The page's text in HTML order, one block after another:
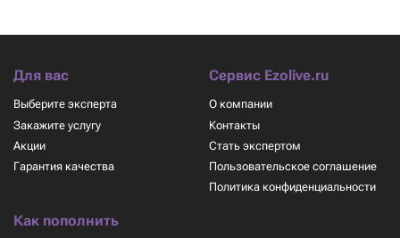
Для вас
Выберите эксперта
Закажите услугу
Акции
Гарантия качества
Сервис Ezolive.ru
О компании
Контакты
Стать экспертом
Пользовательское соглашение
Политика конфиденциальности
Как пополнить